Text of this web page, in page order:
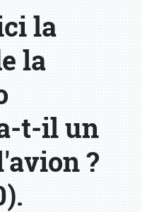
la
la
t-il un
?